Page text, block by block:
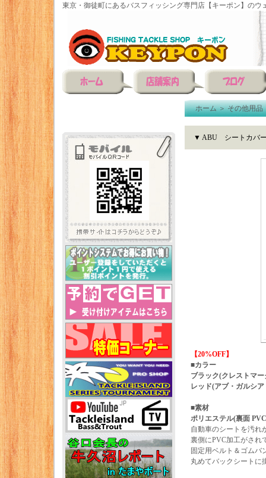
東京・御徒町にあるバスフィッシング専門店【キーポン】のウ
ホーム＞その他用品
▼ ABU シートカバ
【20%OFF】
■カラー
ブラック(クレストマー
レッド(アブ・ガルシア
■素材
ポリエステル(裏面
自動車のシートを汚れ
裏側にPVC加工がされ
固定用ベルト＆ゴムバ
丸めてバックシートに